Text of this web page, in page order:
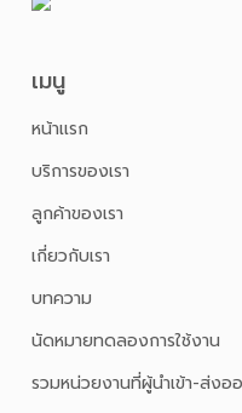
เมนู
หน้าเเรก
บริการของเรา
ลูกค้าของเรา
เกี่ยวกับเรา
บทความ
นัดหมายทดลองการใช้งาน
รวมหน่วยงานที่ผู้นำเข้า-ส่งอ